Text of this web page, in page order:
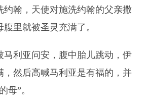
约翰，天使对施洗约翰的父亲撒
里就被圣灵充满了。
马利亚问安，腹中胎儿跳动，伊
，然后高喊马利亚是有福的，并
母”。